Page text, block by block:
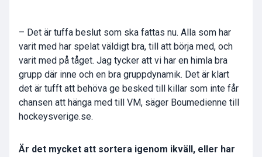
– Det är tuffa beslut som ska fattas nu. Alla som har
varit med har spelat väldigt bra, till att börja med, och
varit med på tåget. Jag tycker att vi har en himla bra
grupp där inne och en bra gruppdynamik. Det är klart
det är tufft att behöva ge besked till killar som inte får
chansen att hänga med till VM, säger Boumedienne till
hockeysverige.se.
Är det mycket att sortera igenom ikväll, eller har